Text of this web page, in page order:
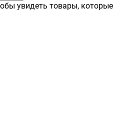
увидеть товары, которые